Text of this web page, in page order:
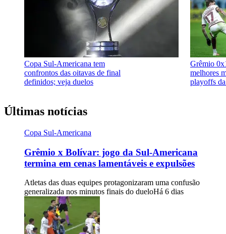
Copa Sul-Americana tem
confrontos das oitavas de final
definidos; veja duelos
Grêmio
melhores
playoffs
Últimas notícias
Copa Sul-Americana
Grêmio x Bolívar: jogo da Sul-Americana
termina em cenas lamentáveis e expulsões
Atletas das duas equipes protagonizaram uma confusão
generalizada nos minutos finais do dueloHá 6 dias